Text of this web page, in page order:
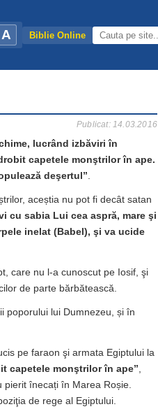
A Biblie Online
Publicat: 14.03.2016
lucrând izbăviri în
capetele monştrilor în ape.
deşertul ”.
aceștia nu pot fi decât satan
cu sabia Lui cea aspră, mare şi
inelat (Babel), şi va ucide
care nu l-a cunoscut pe Iosif, şi
de parte bărbătească.
poporului lui Dumnezeu, și în
pe faraon şi armata Egiptului la
capetele monştrilor în ape”
înecați în Marea Roșie.
de rege al Egiptului.